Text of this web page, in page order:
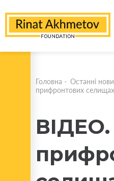
Головна - Останні
прифронтових селищах